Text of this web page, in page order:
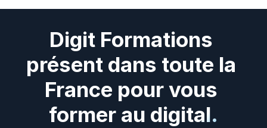
Digit Formations
présent dans toute la
France pour vous
former au digital.